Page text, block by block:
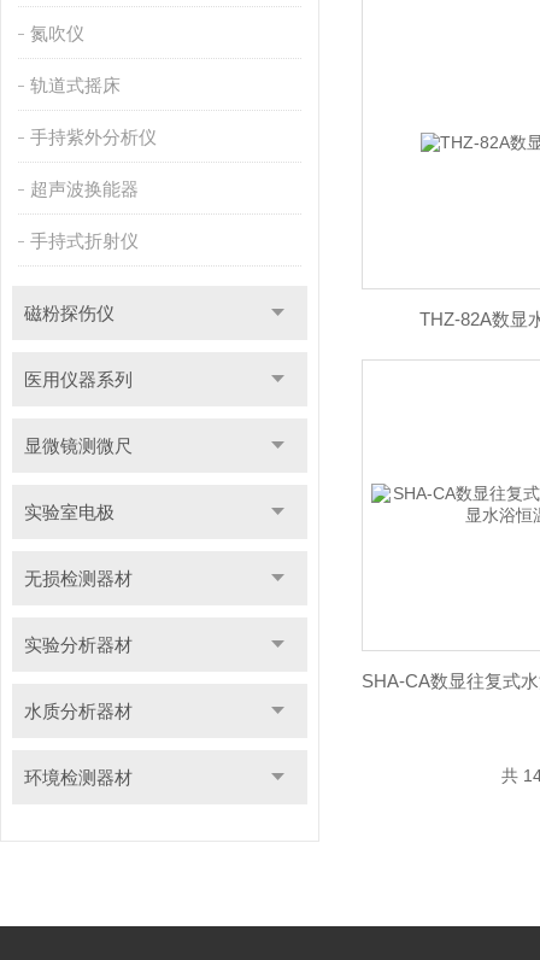
氮吹仪
轨道式摇床
手持紫外分析仪
超声波换能器
手持式折射仪
磁粉探伤仪
医用仪器系列
显微镜测微尺
实验室电极
无损检测器材
实验分析器材
水质分析器材
环境检测器材
THZ-82A数显
共